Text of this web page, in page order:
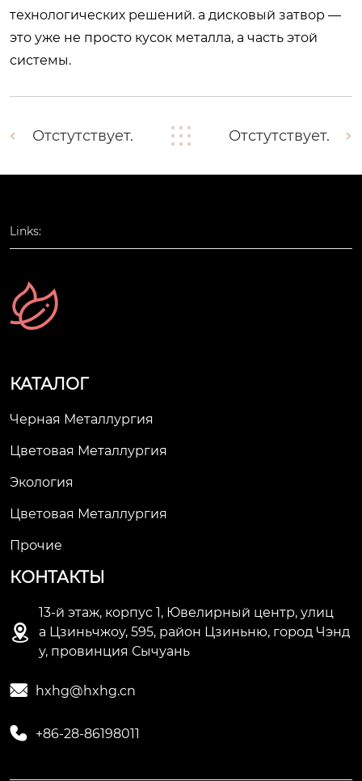
технологических решений. а дисковый затвор —
это уже не просто кусок металла, а часть этой
системы.
Отстутствует. Отстутствует.
Links:
КАТАЛОГ
Черная Металлургия
Цветовая Металлургия
Экология
Цветовая Металлургия
Прочие
КОНТАКТЫ

13-й этаж, корпус 1, Ювелирный центр, улиц
а Цзиньчжоу, 595, район Цзиньню, город Чэнд
у, провинция Сычуань
 hxhg@hxhg.cn
 +86-28-86198011